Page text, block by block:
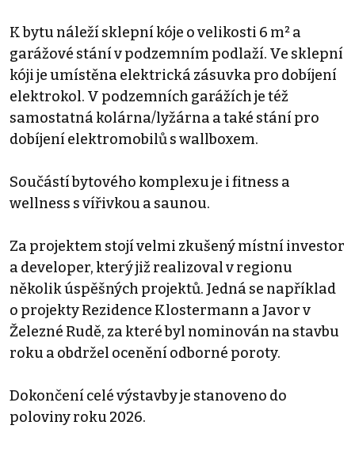
K bytu náleží sklepní kóje o velikosti 6 m² a
garážové stání v podzemním podlaží. Ve sklepní
kóji je umístěna elektrická zásuvka pro dobíjení
elektrokol. V podzemních garážích je též
samostatná kolárna/lyžárna a také stání pro
dobíjení elektromobilů s wallboxem.
Součástí bytového komplexu je i fitness a
wellness s vířivkou a saunou.
Za projektem stojí velmi zkušený místní investor
a developer, který již realizoval v regionu
několik úspěšných projektů. Jedná se například
o projekty Rezidence Klostermann a Javor v
Železné Rudě, za které byl nominován na stavbu
roku a obdržel ocenění odborné poroty.
Dokončení celé výstavby je stanoveno do
poloviny roku 2026.